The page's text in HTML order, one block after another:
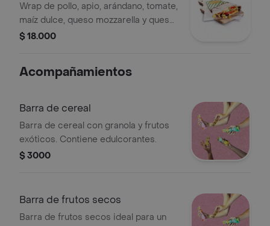
Wrap de pollo, apio, arándano, tomate,
maíz dulce, queso mozzarella y queso
crema. nuestras preparaciones se
realizar modificaciones en los
$ 18.000
Acompañamientos
Barra de cereal
Barra de cereal con granola y frutos
exóticos. Contiene edulcorantes.
$ 3000
Barra de frutos secos
Barra de frutos secos ideal para un